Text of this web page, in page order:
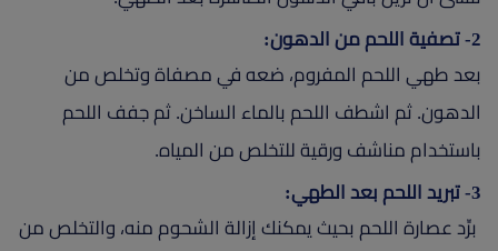
2- تصفية اللحم من الدهون:
بعد طهي اللحم المفروم، ضعه في مصفاة وتخلص من
الدهون. ثم اشطف اللحم بالماء الساخن. ثم جفف اللحم
باستخدام مناشف ورقية للتخلص من المياه.
3- تبريد اللحم بعد الطهي:
برِّد عصارة اللحم بحيث يمكنك إزالة الشحوم منه، والتخلص من